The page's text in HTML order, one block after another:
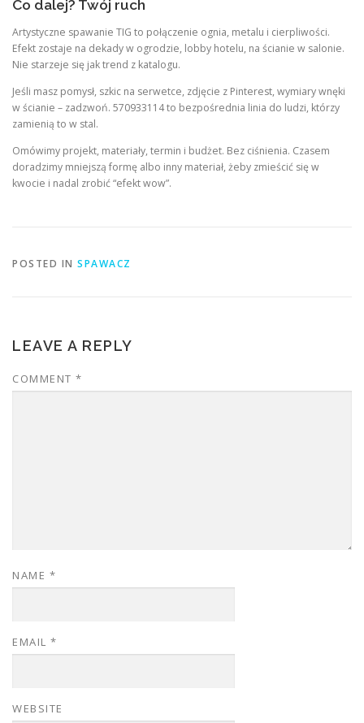
Co dalej? Twój ruch
Artystyczne spawanie TIG to połączenie ognia, metalu i cierpliwości.
Efekt zostaje na dekady w ogrodzie, lobby hotelu, na ścianie w salonie.
Nie starzeje się jak trend z katalogu.
Jeśli masz pomysł, szkic na serwetce, zdjęcie z Pinterest, wymiary wnęki
w ścianie – zadzwoń. 570933114 to bezpośrednia linia do ludzi, którzy
zamienią to w stal.
Omówimy projekt, materiały, termin i budżet. Bez ciśnienia. Czasem
doradzimy mniejszą formę albo inny materiał, żeby zmieścić się w
kwocie i nadal zrobić “efekt wow”.
POSTED IN SPAWACZ
LEAVE A REPLY
COMMENT *
NAME *
EMAIL *
WEBSITE